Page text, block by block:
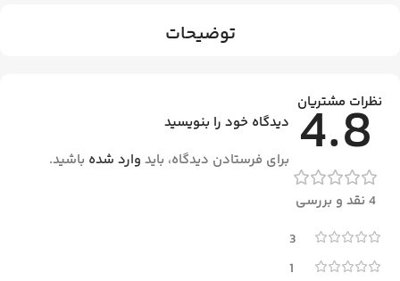
توضیحات
نظرات مشتریان
4.8
4 نقد و بررسی
3
1
دیدگاه خود را بنویسید
برای فرستادن دیدگاه، باید وارد شده باشید.